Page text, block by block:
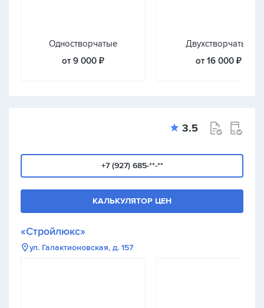
Одностворчатые
от 9 000 ₽
Двухстворчатые
от 16 000 ₽
3.5
+7 (927) 685-**-**
КАЛЬКУЛЯТОР ЦЕН
«Стройлюкс»
ул. Галактионовская, д. 157